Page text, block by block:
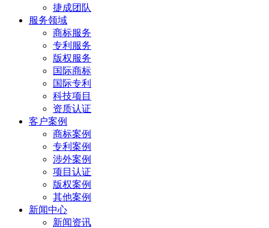
捷成团队
服务领域
商标服务
专利服务
版权服务
国际商标
国际专利
科技项目
资质认证
客户案例
商标案例
专利案例
涉外案例
项目认证
版权案例
其他案例
新闻中心
新闻资讯